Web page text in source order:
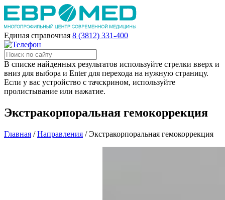
Единая справочная 8 (3812) 331-400
В списке найденных результатов используйте стрелки вверх и
вниз для выбора и Enter для перехода на нужную страницу.
Если у вас устройство с тачскрином, используйте
пролистывание или нажатие.
Экстракорпоральная гемокоррекция
Главная /Направления /Экстракорпоральная гемокоррекция